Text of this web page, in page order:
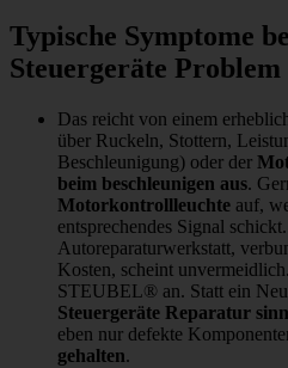
Typische Symptome
Steuergeräte Problem
Das reicht von einem
über Ruckeln, Stottern,
Beschleunigung) oder der
beim beschleunigen aus.
Motorkontrollleuchte auf,
entsprechendes Signal
Autoreparaturwerkstatt,
Kosten, scheint
STEUBEL® an. Statt ein
Steuergeräte Reparatur
eben nur defekte
gehalten.